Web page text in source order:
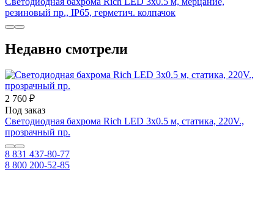
резиновый пр., IP65, герметич. колпачок
Недавно смотрели
2 760 ₽
Под заказ
Светодиодная бахрома Rich LED 3х0.5 м, статика, 220V.,
прозрачный пр.
8 831 437-80-77
8 800 200-52-85